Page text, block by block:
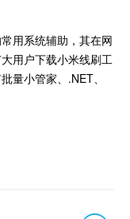
用系统辅助，其在网
用户下载小米线刷工
量小管家、.NET、